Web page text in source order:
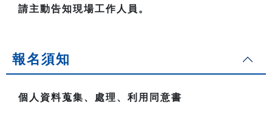
請主動告知現場工作人員。
報名須知
個人資料蒐集、處理、利用同意書